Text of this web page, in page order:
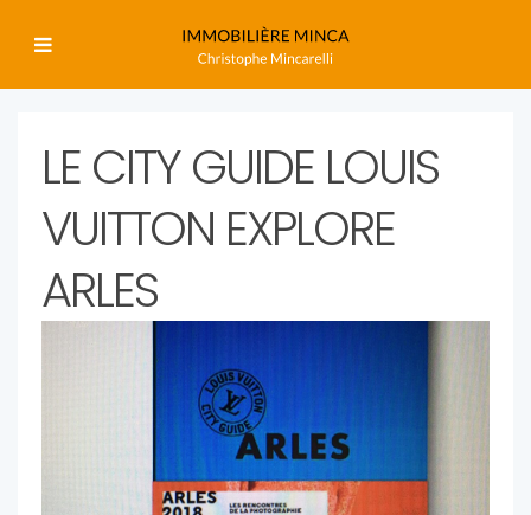
LE CITY GUIDE LOUIS
VUITTON EXPLORE
ARLES